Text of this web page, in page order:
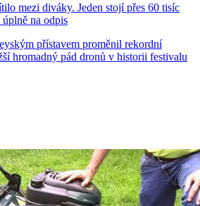
mezi diváky. Jeden stojí přes 60 tisíc
na odpis
přístavem proměnil rekordní
hromadný pád dronů v historii festivalu